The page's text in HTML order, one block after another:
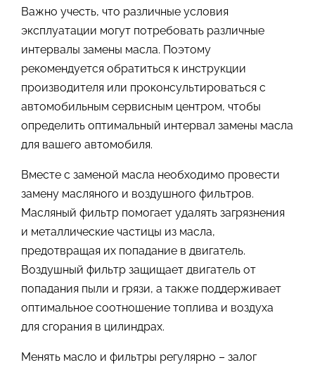
Важно учесть, что различные условия
эксплуатации могут потребовать различные
интервалы замены масла. Поэтому
рекомендуется обратиться к инструкции
производителя или проконсультироваться с
автомобильным сервисным центром, чтобы
определить оптимальный интервал замены масла
для вашего автомобиля.
Вместе с заменой масла необходимо провести
замену масляного и воздушного фильтров.
Масляный фильтр помогает удалять загрязнения
и металлические частицы из масла,
предотвращая их попадание в двигатель.
Воздушный фильтр защищает двигатель от
попадания пыли и грязи, а также поддерживает
оптимальное соотношение топлива и воздуха
для сгорания в цилиндрах.
Менять масло и фильтры регулярно – залог